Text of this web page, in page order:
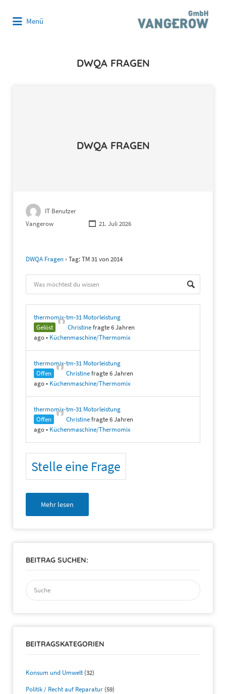
Menü
DWQA FRAGEN
DWQA FRAGEN
IT Benutzer
Vangerow
21. Juli 2026
DWQA Fragen › Tag: TM 31 von 2014
thermomix-tm-31 Motorleistung
Gelöst
Christinefragte 6 Jahren
ago• Küchenmaschine/Thermomix
thermomix-tm-31 Motorleistung
Offen
Christinefragte 6 Jahren
ago• Küchenmaschine/Thermomix
thermomix-tm-31 Motorleistung
Offen
Christinefragte 6 Jahren
ago• Küchenmaschine/Thermomix
Stelle eine Frage
Mehr lesen
BEITRAG SUCHEN:
Suchen
nach:
BEITRAGSKATEGORIEN
Konsum und Umwelt(32)
Politik / Recht auf Reparatur (59)